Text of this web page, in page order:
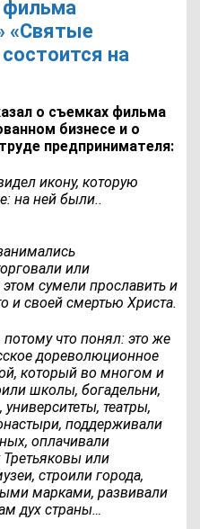
фильма
«Святые
на
о съемках фильма
бизнесе и о
предпринимателя:
икону, которую
на ней были..
или
сумели прославить и
и своей смертью Христа.
что понял: это же
дореволюционное
который во многом и
школы, богадельни,
театры,
поддерживали
оплачивали
Третьяковы или
строили города,
марками, развивали
дух страны…